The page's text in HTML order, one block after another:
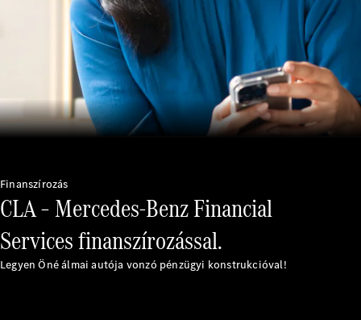
Mercedes-
Benz
Mercedes-
Maybach
Stílust
teremtünk
Technológia
és
innovációk
Finanszírozás
CLA – Mercedes-Benz Financial
Services finanszírozással.
Legyen Öné álmai autója vonzó pénzügyi konstrukcióval!